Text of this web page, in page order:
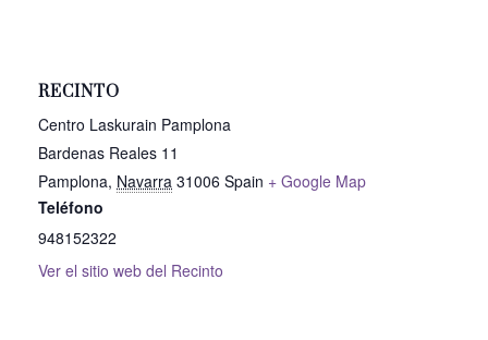
RECINTO
Centro Laskurain Pamplona
Bardenas Reales 11
Pamplona, Navarra 31006 Spain + Google Map
Teléfono
948152322
Ver el sitio web del Recinto